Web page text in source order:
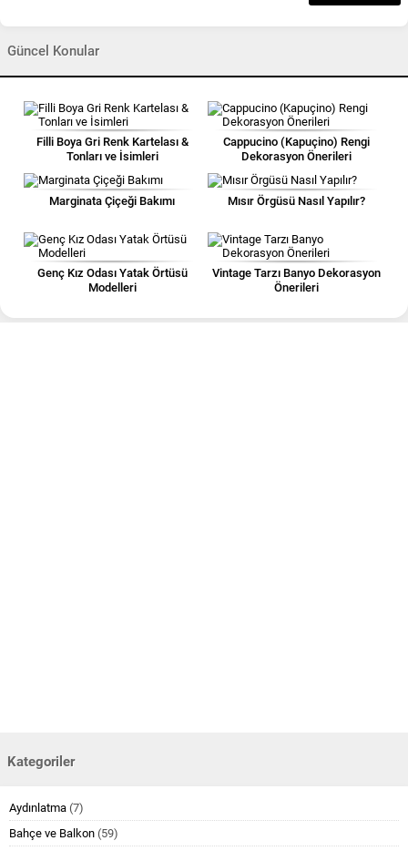
Güncel Konular
Filli Boya Gri Renk Kartelası &
Tonları ve İsimleri
Cappucino (Kapuçino) Rengi
Dekorasyon Önerileri
Marginata Çiçeği Bakımı Mısır Örgüsü Nasıl Yapılır?
Genç Kız Odası Yatak Örtüsü
Modelleri
Vintage Tarzı Banyo Dekorasyon
Önerileri
Kategoriler
Aydınlatma (7)
Bahçe ve Balkon (59)